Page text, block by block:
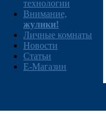
технологии
Внимание,
жулики!
Личные комнаты
Новости
Статьи
E-Магазин